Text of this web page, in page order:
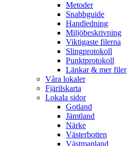
Metoder
Snabbguide
Handledning
Miljöbeskrivning
Viktigaste filerna
Slingprotokoll
Punktprotokoll
Länkar & mer filer
Våra lokaler
Fjärilskarta
Lokala sidor
Gotland
Jämtland
Närke
Västerbotten
Västmanland